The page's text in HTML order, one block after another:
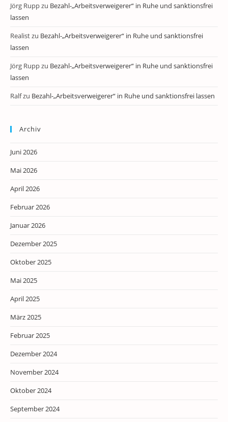
Jörg Ruppzu Bezahl-„Arbeitsverweigerer“ in Ruhe und sanktionsfrei
lassen
Realistzu Bezahl-„Arbeitsverweigerer“ in Ruhe und sanktionsfrei
lassen
Jörg Ruppzu Bezahl-„Arbeitsverweigerer“ in Ruhe und sanktionsfrei
lassen
Ralfzu Bezahl-„Arbeitsverweigerer“ in Ruhe und sanktionsfrei lassen
Archiv
Juni 2026
Mai 2026
April 2026
Februar 2026
Januar 2026
Dezember 2025
Oktober 2025
Mai 2025
April 2025
März 2025
Februar 2025
Dezember 2024
November 2024
Oktober 2024
September 2024